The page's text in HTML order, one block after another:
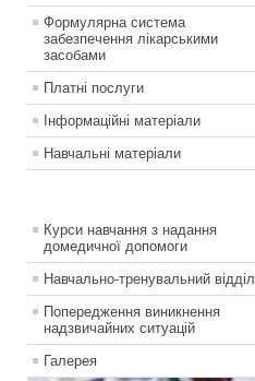
Формулярна система
забезпечення лікарськими
засобами
Платні послуги
Інформаційні матеріали
Навчальні матеріали
Курси навчання з надання
домедичної допомоги
Навчально-тренувальний відділ
Попередження виникнення
надзвичайних ситуацій
Галерея